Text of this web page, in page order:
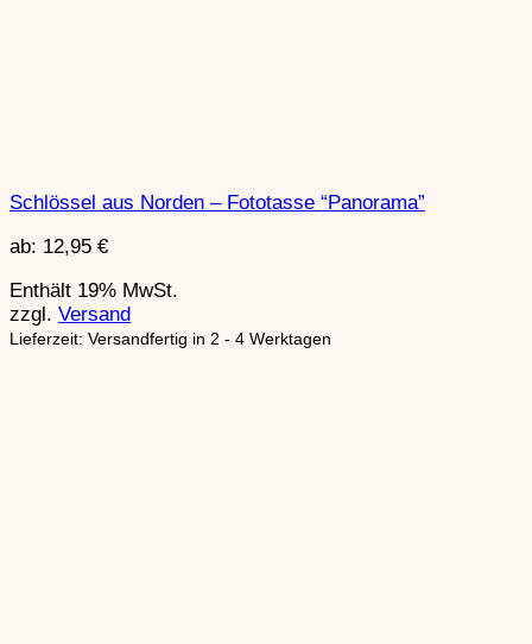
Schlössel aus Norden – Fototasse “Panorama”
ab: 12,95 €
Enthält 19% MwSt.
zzgl. Versand
Lieferzeit: Versandfertig in 2 - 4 Werktagen